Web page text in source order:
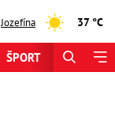
Jozefína 37 °C
ŠPORT